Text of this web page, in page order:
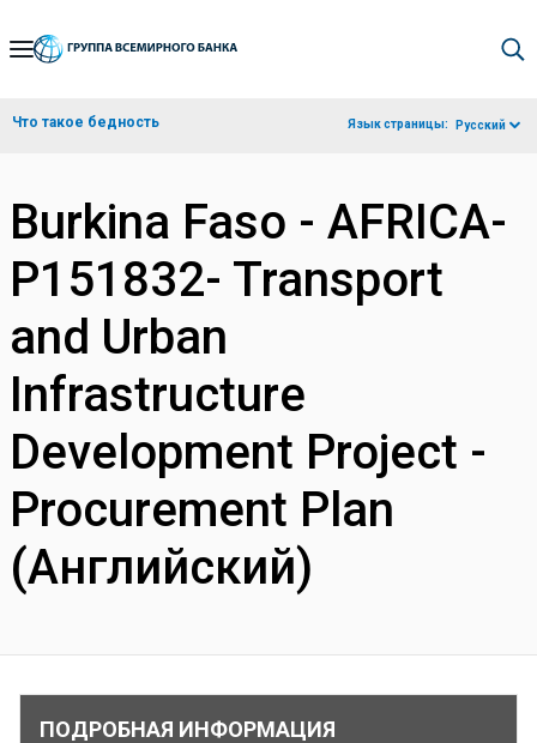
Skip
Navigation
Что такое бедность Язык страницы: Русский
Burkina Faso - AFRICA-
P151832- Transport
and Urban
Infrastructure
Development Project -
Procurement Plan
(Английский)
ПОДРОБНАЯ ИНФОРМАЦИЯ